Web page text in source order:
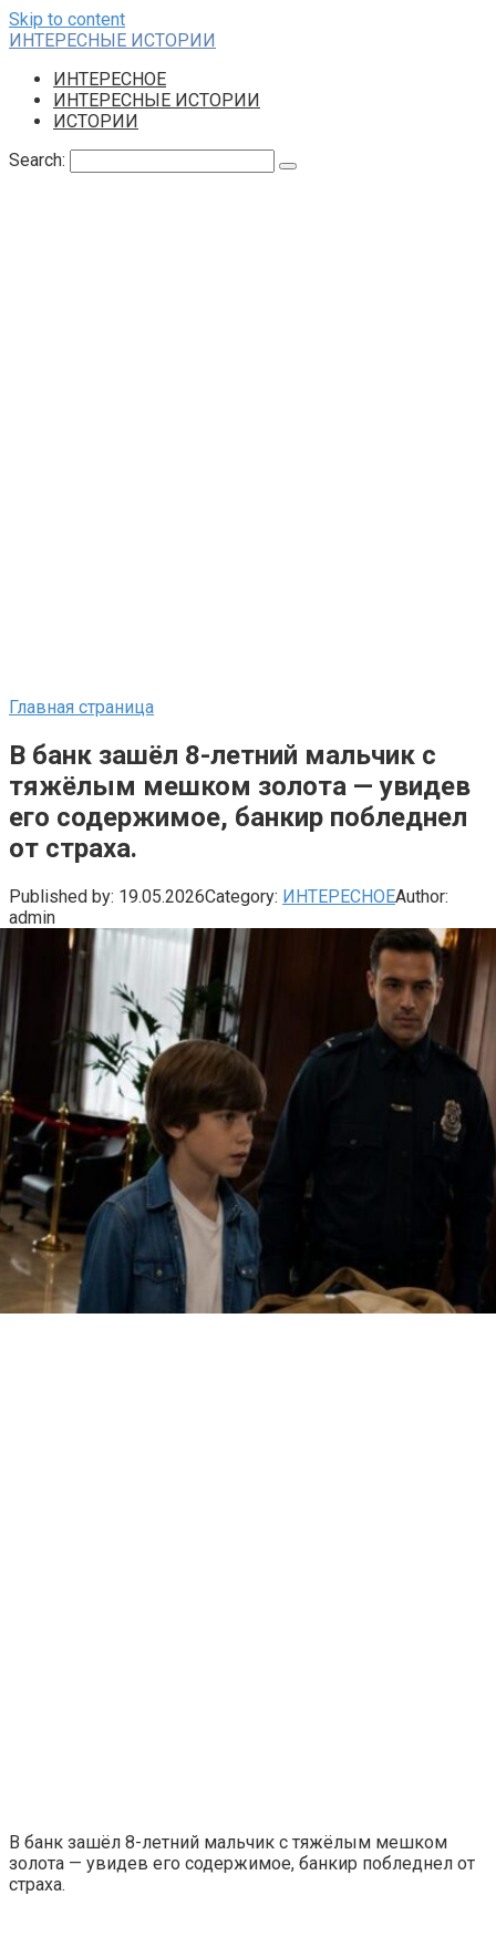
Skip to content
ИНТЕРЕСНЫЕ ИСТОРИИ
ИНТЕРЕСНОЕ
ИНТЕРЕСНЫЕ ИСТОРИИ
ИСТОРИИ
Search:
Главная страница
В банк зашёл 8-летний мальчик с
тяжёлым мешком золота — увидев
его содержимое, банкир побледнел
от страха.
Published by: 19.05.2026Category: ИНТЕРЕСНОЕAuthor:
admin
В банк зашёл 8-летний мальчик с тяжёлым мешком
золота — увидев его содержимое, банкир побледнел от
страха.